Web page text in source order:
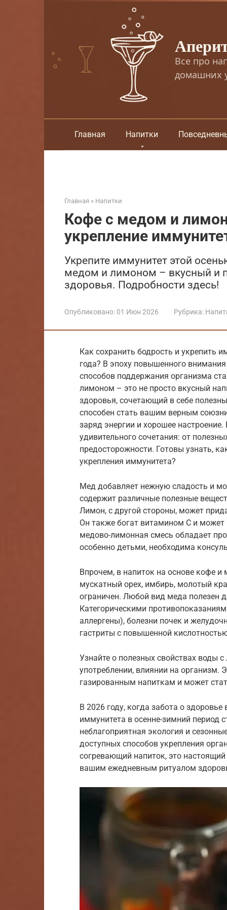
Все про
домашних
Главная Напитки
Главная » Напитки
Кофе с медом и
укрепление
Укрепите иммунитет этой
медом и лимоном – вкусный и
здоровья. Подробности здесь!
Опубликовано: 01 Июн 2026 Рубрика:
Как сохранить бодрость и укрепить
года? В эпоху повышенного
способов поддержания организма
лимоном – это не просто вкусный
здоровья, сочетающий в себе
способен стать вашим верным
заряд энергии и хорошее
удивительного сочетания: от
предосторожности. Готовы узнать,
укрепления иммунитета?
Мед добавляет нежную сладость и
содержит различные полезные
Лимон, с другой стороны, может
Он также богат витамином С и
медово-лимонная смесь обладает
особенно детьми, необходима
Впрочем, в напиток на основе кофе
мускатный орех, имбирь, молотый
ограничен. Любой вид меда полезен
Категорическими
аллергены), болезни почек и
гастриты с повышенной
Узнайте о полезных свойствах воды
употреблении, влиянии на организм.
газированным напиткам и может
В 2026 году, когда забота о
иммунитета в осенне-зимний период
неблагоприятная экология и
доступных способов укрепления
согревающий напиток, это
вашим ежедневным ритуалом